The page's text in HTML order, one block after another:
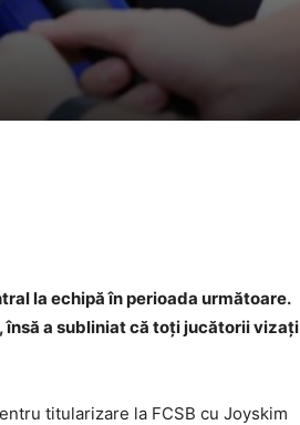
la echipă în perioada următoare.
însă a subliniat că toți jucătorii vizați
titularizare la FCSB cu Joyskim